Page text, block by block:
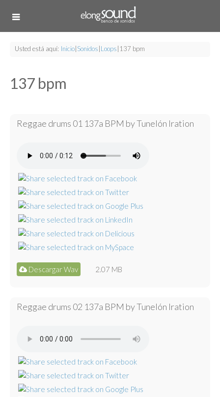
Usted está aquí: Inicio Sonidos Loops 137 bpm
137 bpm
Reggae drums 01 137a BPM by Tunelón Iration
Descargar Wav 2.07 MB
Reggae drums 02 137a BPM by Tunelón Iration